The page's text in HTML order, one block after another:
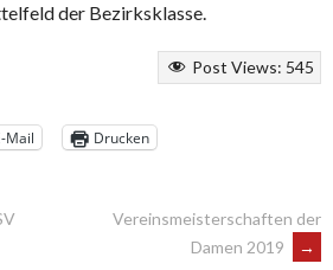
der Bezirksklasse.
Post Views: 545
Mail
Drucken
Vereinsmeisterschaften der
Damen 2019
→